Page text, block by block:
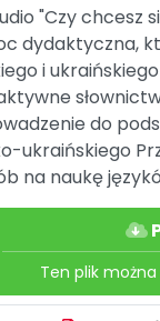
"Czy chcesz
dydaktyczna,
i
do
ukraińskiego
na naukę
Ten plik